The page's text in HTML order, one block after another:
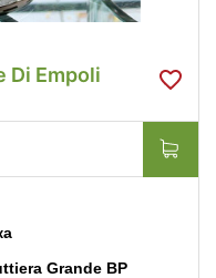
Di Empoli
Grande BP